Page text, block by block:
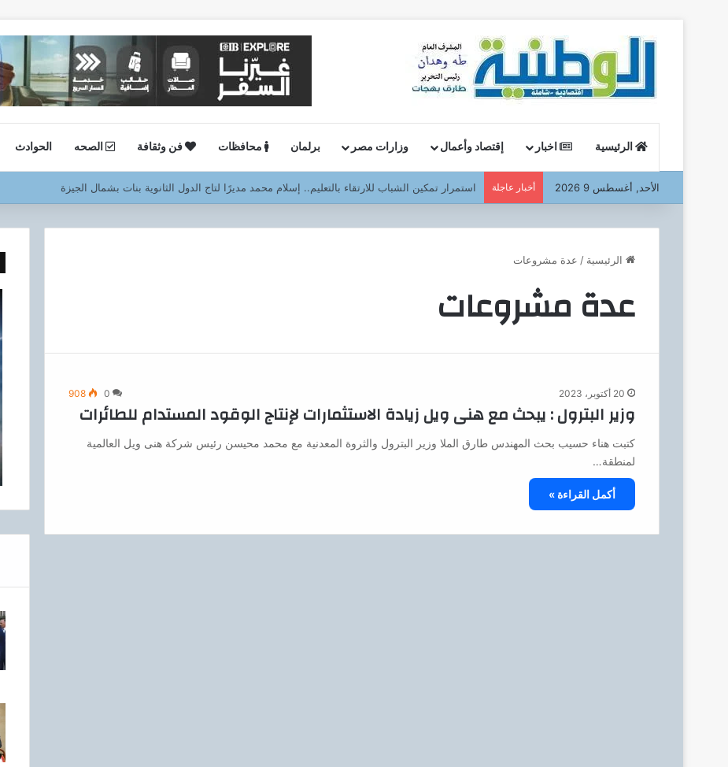
الرئيسية اخبار إقتصاد وأعمال وزارات مصر برلمان محافظات فن وثقافة الصحه الحوادث
الأحد, أغسطس 9 2026 أخبار عاجلة في أولى جولاته الميدانية.. وكيل وزارة الصحة بالجيزة يفاجئ صحة العمرانية مساءً ويشيد بالانضباط
الرئيسية / عدة مشروعات
عدة مشروعات
20 أكتوبر، 2023 0
908
وزير البترول : يبحث مع هنى ويل زيادة الاستثمارات لإنتاج الوقود المستدام للطائرات
كتبت هناء حسيب بحث المهندس طارق الملا وزير البترول والثروة المعدنية مع محمد محيسن رئيس شركة هنى ويل العالمية
لمنطقة…
أكمل القراءة »